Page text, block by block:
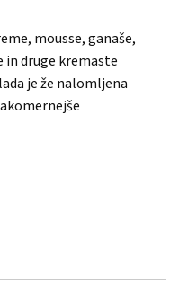
mousse, ganaše,
druge kremaste
je že nalomljena